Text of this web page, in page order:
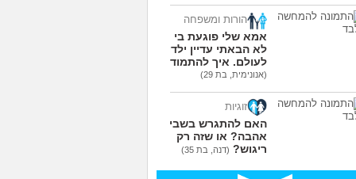
הורות ומשפחה
אמא שלי פוגעת בי כי
לא הבאתי עדיין ילדים
לעולם. איך להתמודד?
(אנונימית, בת 29)
זוגיות
האם להתגרש בשביל
אהבה? או שזה רק
ריגוש? (דנה, בת 35)